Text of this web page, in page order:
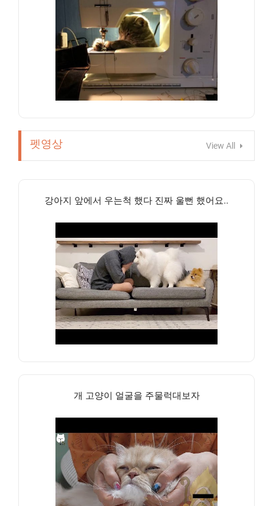
펫영상 View All
강아지 앞에서 우는척 했다 진짜 울뻔 했어요..
개 고양이 얼굴을 주물럭대보자